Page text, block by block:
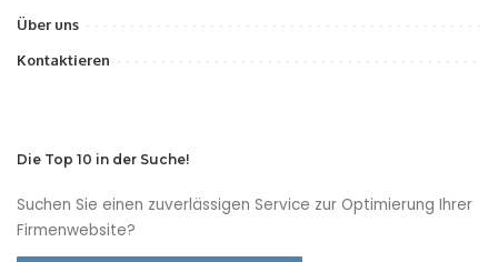
Über uns
Kontaktieren
Die Top 10 in der Suche!
Suchen Sie einen zuverlässigen Service zur Optimierung Ihrer
Firmenwebsite?